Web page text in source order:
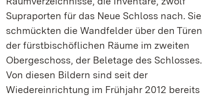
Supraporten für das Neue Schloss nach. Sie
schmückten die Wandfelder über den Türen
der fürstbischöflichen Räume im zweiten
Obergeschoss, der Beletage des Schlosses.
Von diesen Bildern sind seit der
Wiedereinrichtung im Frühjahr 2012 bereits